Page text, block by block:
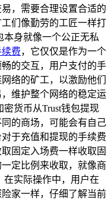
，需要合理设置合适的
们像勤劳的工匠一样打
本身就像一个公正无私
费，它仅仅是作为一个
的交互，用户支付的手
络的矿工，以激励他们
维护整个网络的稳定运
货币从Trust钱包提现
的商场，可能会有自己
于充值和提现的手续费
固定入场费一样收取固
定比例来收取，就像商
在实际操作中，用户在
家一样，仔细了解当前